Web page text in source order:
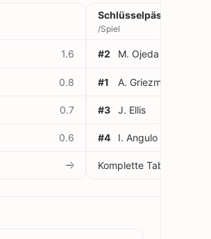
1.6
0.8
0.7
0.6
Schlüsselpässe
/Spiel
#2 M. Ojeda
#1 A. Griezmann
#3 J. Ellis
#4 I. Angulo
Komplette Tabelle